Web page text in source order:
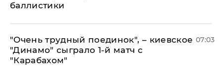
баллистики
"Очень трудный поединок", – киевское
"Динамо" сыграло 1-й матч с
"Карабахом"
07:03